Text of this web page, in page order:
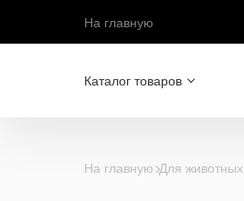
На главную
Каталог товаров
На главную Для животных